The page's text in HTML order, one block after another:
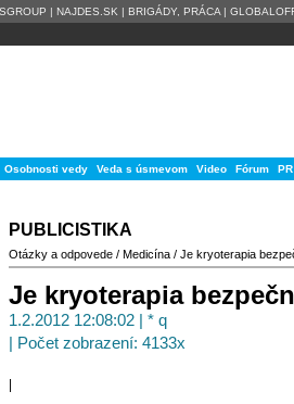
| NAJDES.SK | BRIGÁDY, PRÁCA |
Osobnosti vedy Veda s úsmevom Video Fórum
PUBLICISTIKA
Otázky a odpovede / Medicína / Je kryoterapia
Je kryoterapia
1.2.2012 12:08:02 | * q
| Počet zobrazení: 4133x